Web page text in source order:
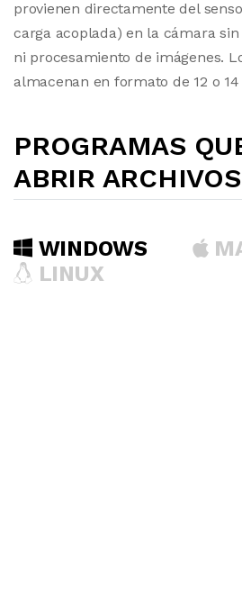
provienen directamente del
carga acoplada) en la cámara
ni procesamiento de imágenes.
almacenan en formato de 12 o 14
PROGRAMAS
ABRIR
WINDOWS
LINUX